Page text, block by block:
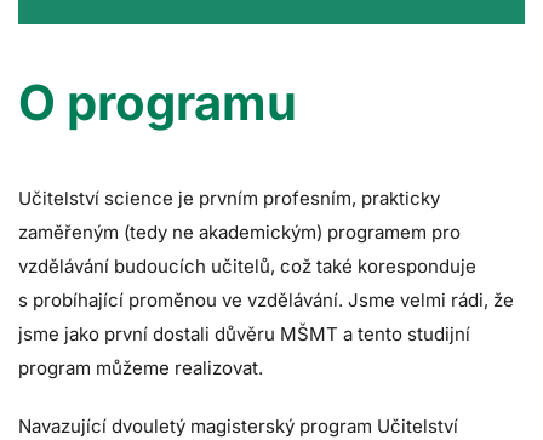
O programu
Učitelství science je prvním profesním, prakticky
zaměřeným (tedy ne akademickým) programem pro
vzdělávání budoucích učitelů, což také koresponduje
s probíhající proměnou ve vzdělávání. Jsme velmi rádi, že
jsme jako první dostali důvěru MŠMT a tento studijní
program můžeme realizovat.
Navazující dvouletý magisterský program Učitelství